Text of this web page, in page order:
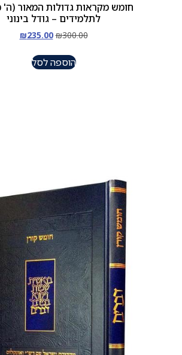
חומש מקראות גדולות המאור (ה'
לתלמידים – גודל בינוני
₪300.00
₪235.00
הוספה לסל